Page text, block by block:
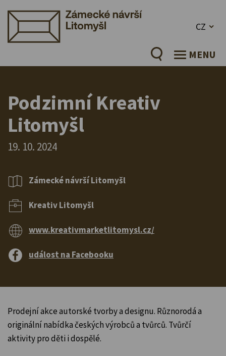
CZ
MENU
Podzimní Kreativ
Litomyšl
19. 10. 2024
Zámecké návrší Litomyšl
Kreativ Litomyšl
www.kreativmarketlitomysl.cz/
událost na Facebooku
Prodejní akce autorské tvorby a designu. Různorodá a
originální nabídka českých výrobců a tvůrců. Tvůrčí
aktivity pro děti i dospělé.